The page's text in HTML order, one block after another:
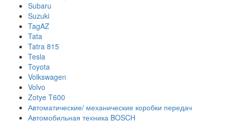
Subaru
Suzuki
TagAZ
Tata
Tatra 815
Tesla
Toyota
Volkswagen
Volvo
Zotye T600
Автоматические/ механические коробки передач
Автомобильная техника BOSCH